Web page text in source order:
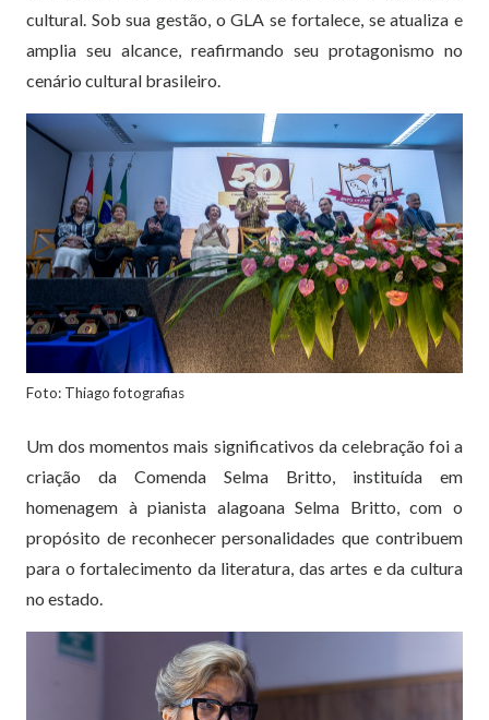
cultural. Sob sua gestão, o GLA se fortalece, se atualiza e
amplia seu alcance, reafirmando seu protagonismo no
cenário cultural brasileiro.
Foto: Thiago fotografias
Um dos momentos mais significativos da celebração foi a
criação da Comenda Selma Britto, instituída em
homenagem à pianista alagoana Selma Britto, com o
propósito de reconhecer personalidades que contribuem
para o fortalecimento da literatura, das artes e da cultura
no estado.